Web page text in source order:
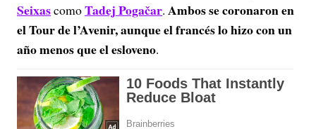
SeixascomoTadej Pogačar. Ambos se coronaron en
el Tour de l’Avenir, aunque el francés lo hizo con un
año menos que el esloveno.